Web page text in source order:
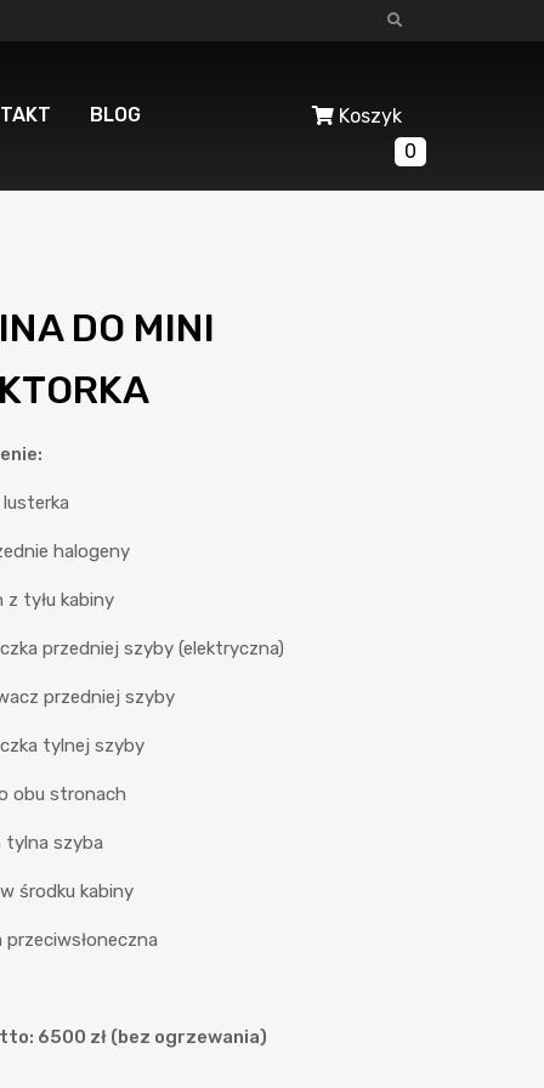
BLOG
Koszyk
0
DO MINI
halogeny
z tyłu kabiny
przedniej szyby (elektryczna)
przedniej szyby
tylnej szyby
obu stronach
tylna szyba
środku kabiny
przeciwsłoneczna
6500 zł (bez ogrzewania)